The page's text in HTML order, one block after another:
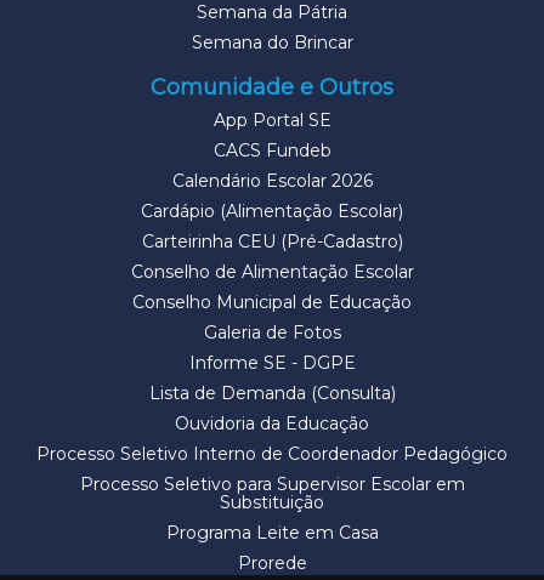
Semana da Pátria
Semana do Brincar
Comunidade e Outros
App Portal SE
CACS Fundeb
Calendário Escolar 2026
Cardápio (Alimentação Escolar)
Carteirinha CEU (Pré-Cadastro)
Conselho de Alimentação Escolar
Conselho Municipal de Educação
Galeria de Fotos
Informe SE - DGPE
Lista de Demanda (Consulta)
Ouvidoria da Educação
Processo Seletivo Interno de Coordenador Pedagógico
Processo Seletivo para Supervisor Escolar em
Substituição
Programa Leite em Casa
Prorede